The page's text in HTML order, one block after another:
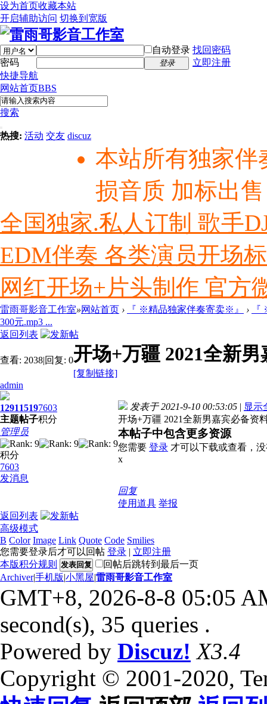
设为首页收藏本站
开启辅助访问 切换到宽版
自动登录 找回密码
密码
登录
立即注册
快捷导航
网站首页BBS
搜索
热搜: 活动 交友 discuz
本站所有独家伴
损音质 加标出
全国独家.私人订制 歌手
EDM伴奏 各类演员开场
网红开场+片头制作 官方
雷雨哥影音工作室»网站首页 › 『 ※精品独家伴奏寄卖※』 ›
300元.mp3 ...
返回列表
查看: 2038|回复: 0开场+万疆 2021全新
[复制链接]
admin
1291
主题
1519
帖子
7603
积分
管理员
积分
7603
发消息
发表于 2021-9-10 00:53:05 | 显示
开场+万疆 2021全新男嘉宾必备资
本帖子中包含更多资源
您需要 登录 才可以下载或查看，
x
回复
使用道具 举报
返回列表
高级模式
B Color Image Link Quote Code Smilies
您需要登录后才可以回帖 登录 | 立即注册
本版积分规则
发表回复
回帖后跳转到最后一页
Archiver|手机版|小黑屋|雷雨哥影音工作室
GMT+8, 2026-8-8 05:05
second(s), 35 queries .
Powered by Discuz! X3.4
Copyright © 2001-2020,